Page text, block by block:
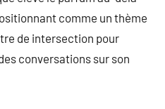
comme un thème
de intersection pour
conversations sur son